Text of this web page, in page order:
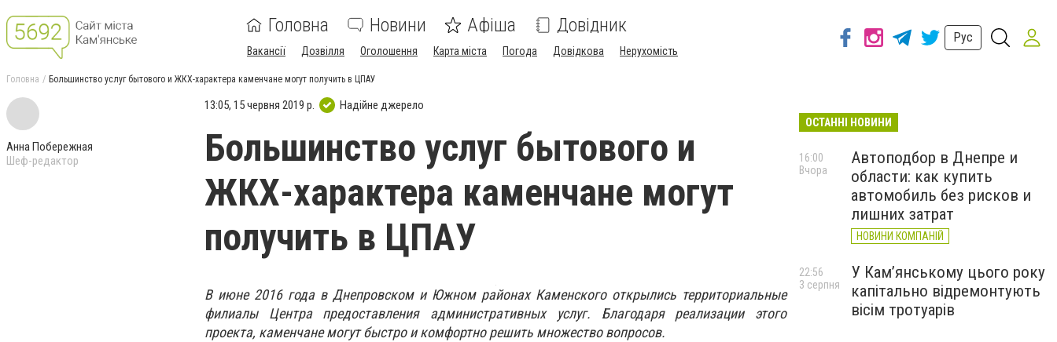
Головна Новини Афіша Довідник
Вакансії Дозвілля Оголошення Карта міста Погода Довідкова Нерухомість
Рус
Головна Большинство услуг бытового и ЖКХ-характера каменчане могут получить в ЦПАУ
Анна Побережная
Шеф-редактор
13:05, 15 червня 2019 р. Надійне джерело
Большинство услуг бытового и
ЖКХ-характера каменчане могут
получить в ЦПАУ
В июне 2016 года в Днепровском и Южном районах Каменского открылись территориальные
филиалы Центра предоставления административных услуг. Благодаря реализации этого
проекта, каменчане могут быстро и комфортно решить множество вопросов.
ОСТАННІ НОВИНИ
Автоподбор в Днепре и
области: как купить
автомобиль без рисков и
лишних затрат
НОВИНИ КОМПАНІЙ
16:00
Вчора
У Кам’янському цього року
капітально відремонтують
вісім тротуарів
22:56
3 серпня